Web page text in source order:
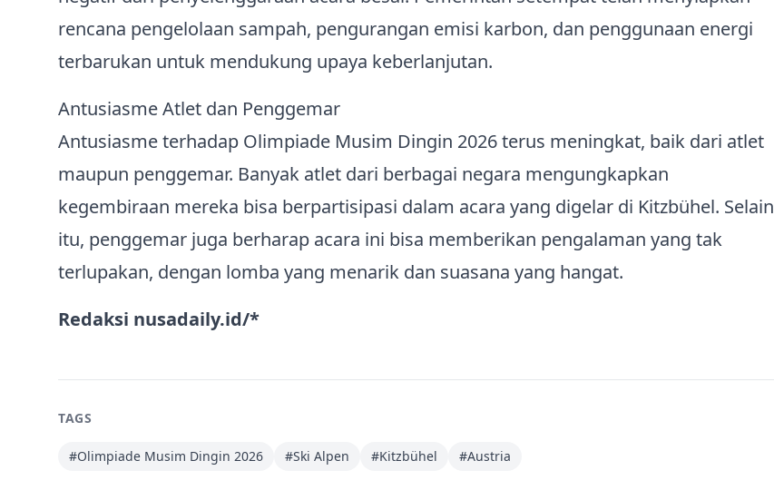
rencana pengelolaan sampah, pengurangan emisi karbon, dan penggunaan energi
terbarukan untuk mendukung upaya keberlanjutan.
Antusiasme Atlet dan Penggemar
Antusiasme terhadap Olimpiade Musim Dingin 2026 terus meningkat, baik dari atlet
maupun penggemar. Banyak atlet dari berbagai negara mengungkapkan
kegembiraan mereka bisa berpartisipasi dalam acara yang digelar di Kitzbühel. Selain
itu, penggemar juga berharap acara ini bisa memberikan pengalaman yang tak
terlupakan, dengan lomba yang menarik dan suasana yang hangat.
Redaksi nusadaily.id/*
TAGS
#Olimpiade Musim Dingin 2026 #Ski Alpen #Kitzbühel #Austria